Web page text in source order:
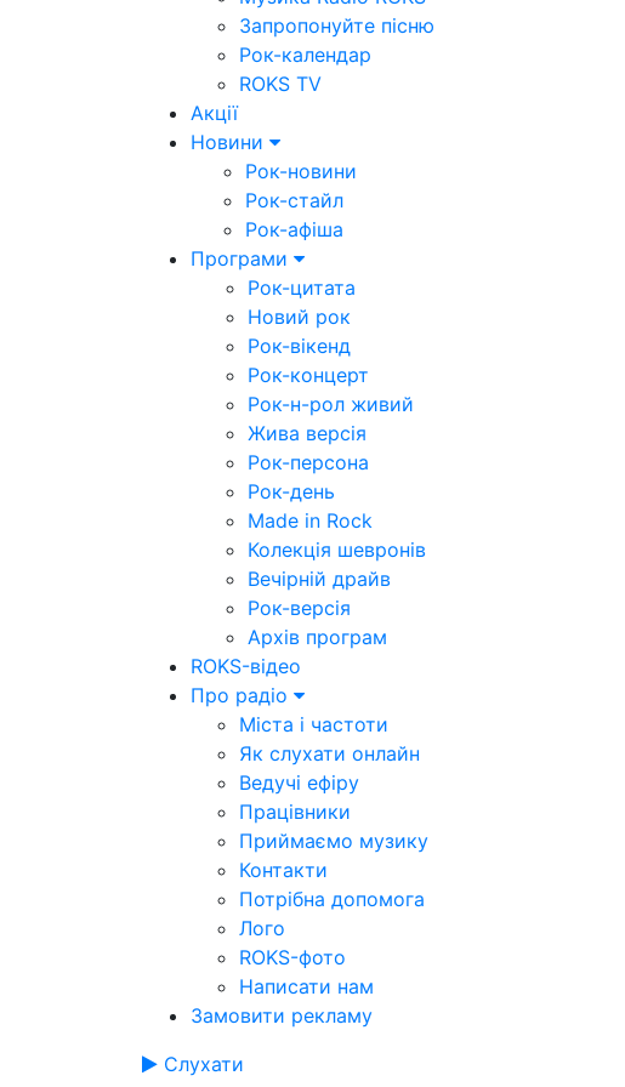
Запропонуйте пісню
Рок-календар
ROKS TV
Акції
Новини
Рок-новини
Рок-стайл
Рок-афіша
Програми
Рок-цитата
Новий рок
Рок-вікенд
Рок-концерт
Рок-н-рол живий
Жива версія
Рок-персона
Рок-день
Made in Rock
Колекція шевронів
Вечірній драйв
Рок-версія
Архів програм
ROKS-відео
Про радіо
Міста і частоти
Як слухати онлайн
Ведучі ефіру
Працівники
Приймаємо музику
Контакти
Потрібна допомога
Лого
ROKS-фото
Написати нам
Замовити рекламу
Слухати